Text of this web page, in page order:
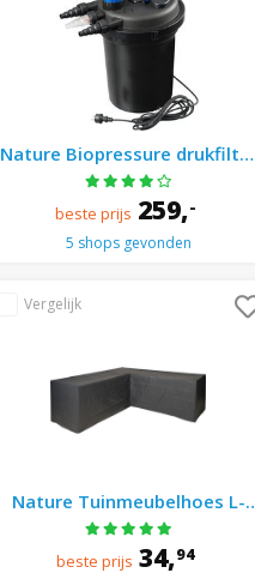
Nature Biopressure drukfilter
18000 uvc18w -
beste prijs 259,-
5 shops gevonden
Nature Tuinmeubelhoes L-
Vorm 250 x 250 cm - Grijs
beste prijs 34,94